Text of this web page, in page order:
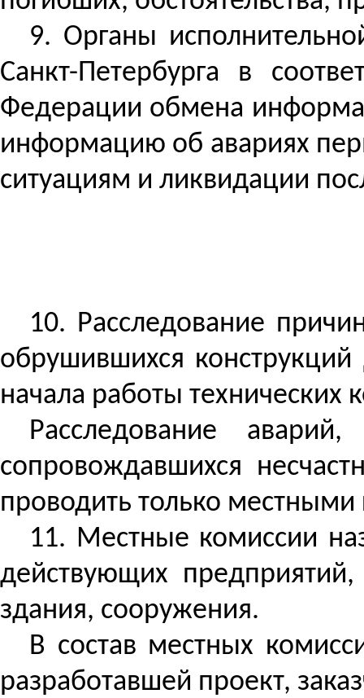
9. Органы
Санкт-Петербурга в
Федерации обмена
информацию об авариях
ситуациям и ликвидации
10. Расследование
обрушившихся
начала работы технических
Расследование
сопровождавшихся
проводить только
11. Местные комиссии
действующих
здания, сооружения.
В состав местных
разработавшей проект,